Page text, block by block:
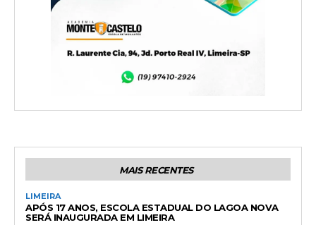
MAIS RECENTES
LIMEIRA
APÓS 17 ANOS, ESCOLA ESTADUAL DO LAGOA NOVA
SERÁ INAUGURADA EM LIMEIRA